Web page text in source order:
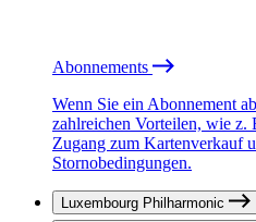
Abonnements
Wenn Sie ein Abonnement
zahlreichen Vorteilen, wie z.
Zugang zum Kartenverkauf
Stornobedingungen.
Luxembourg Philharmonic